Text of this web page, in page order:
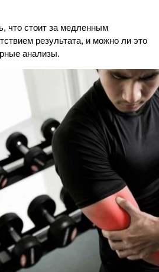
что стоит за медленным
результата, и можно ли это
анализы.